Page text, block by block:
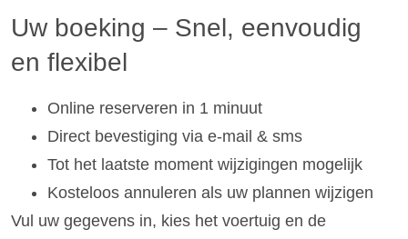
Uw boeking – Snel, eenvoudig
en flexibel
Online reserveren in 1 minuut
Direct bevestiging via e-mail & sms
Tot het laatste moment wijzigingen mogelijk
Kosteloos annuleren als uw plannen wijzigen
Vul uw gegevens in, kies het voertuig en de